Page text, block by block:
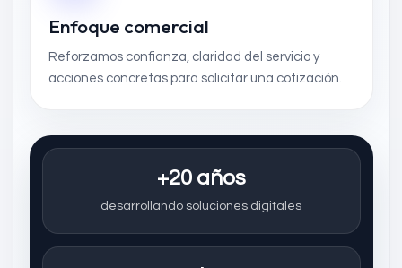
Enfoque comercial
Reforzamos confianza, claridad del servicio y
acciones concretas para solicitar una cotización.
+20 años
desarrollando soluciones digitales